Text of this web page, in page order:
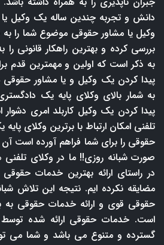
دانش و تجربه چندین ساله یک وکیل یا
وکیل یا مشاور حقوقی موضوع شما را
بررسی کرده و بهترین راهکار قانونی را
به ذکر است که اولین و مهمترین قدم
پیدا کردن یک وکیل و یا مشاور
به شمار بالای وکلای پایه یک
پیدا کردن یک وکیل کاربلد امری
تلفنی امکان ارتباط با برترین وکلای
حقوقی را برای شما فراهم آورده است
صورت شبانه روزی!! ما در وکلای
در راستای ارائه بهترین خدمات
مضایقه نکرده ایم. نتیجه این تلاش
حقوقی قوی و ارائه خدمات حقوقی
است. خدمات حقوقی ارائه شده توسط
گسترده و متنوع می باشد و شما می